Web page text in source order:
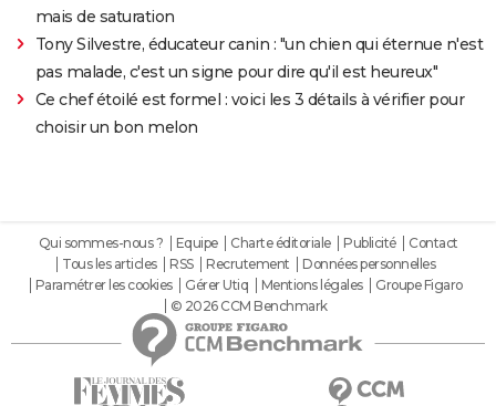
mais de saturation
Tony Silvestre, éducateur canin : "un chien qui éternue n'est
pas malade, c'est un signe pour dire qu'il est heureux"
Ce chef étoilé est formel : voici les 3 détails à vérifier pour
choisir un bon melon
Qui sommes-nous ? Equipe Charte éditoriale Publicité
Contact
Tous les articles
RSS Recrutement
Données personnelles
Paramétrer les cookies
Gérer Utiq Mentions légales
Groupe Figaro
© 2026 CCM Benchmark